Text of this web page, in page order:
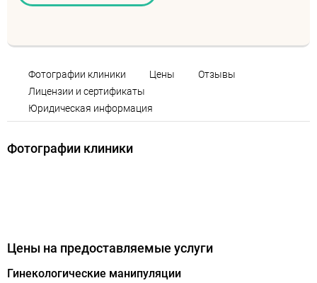
Фотографии клиники Цены
Отзывы
Лицензии и сертификаты
Юридическая информация
Фотографии клиники
Цены на предоставляемые услуги
Гинекологические манипуляции